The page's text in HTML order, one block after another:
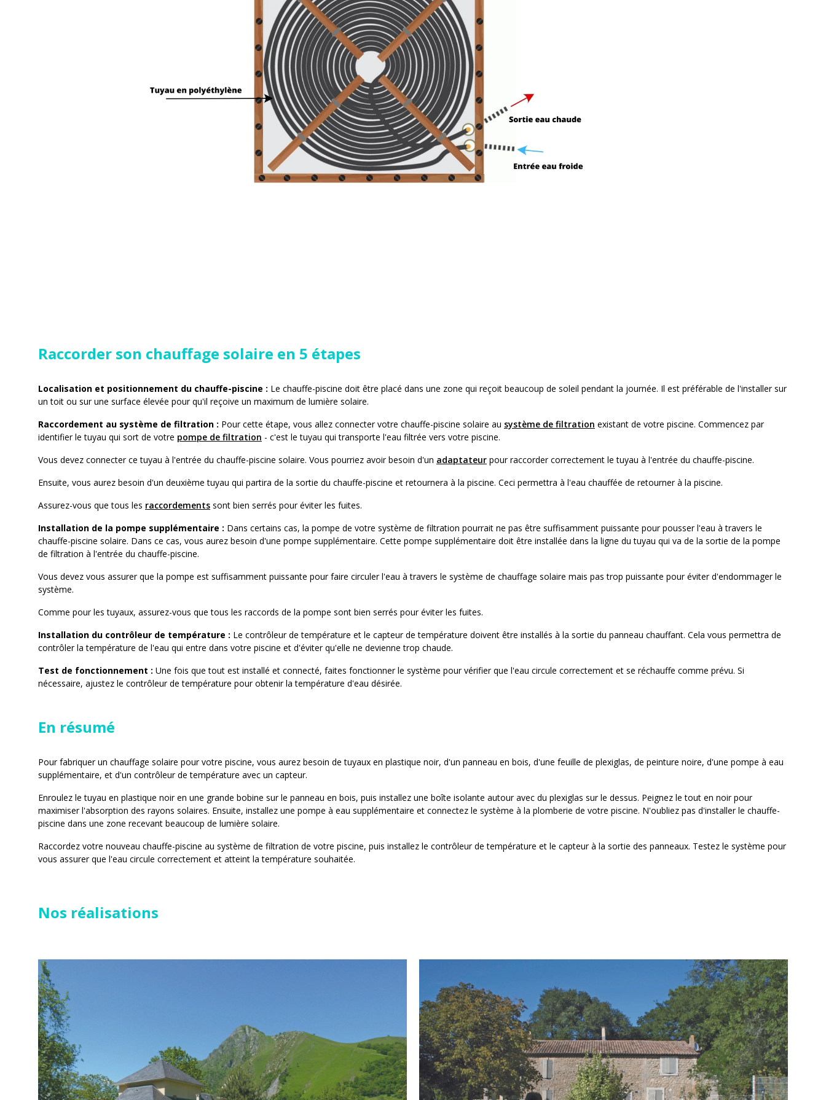
Raccorder son chauffage solaire en 5 étapes
Localisation et positionnement du chauffe-piscine : Le chauffe-piscine doit être placé dans une zone qui reçoit beaucoup de soleil pendant la journée. Il est préférable de l'installer sur
un toit ou sur une surface élevée pour qu'il reçoive un maximum de lumière solaire.
Raccordement au système de filtration : Pour cette étape, vous allez connecter votre chauffe-piscine solaire au système de filtration existant de votre piscine. Commencez par
identifier le tuyau qui sort de votre pompe de filtration - c'est le tuyau qui transporte l'eau filtrée vers votre piscine.
Vous devez connecter ce tuyau à l'entrée du chauffe-piscine solaire. Vous pourriez avoir besoin d'un adaptateur pour raccorder correctement le tuyau à l'entrée du chauffe-piscine.
Ensuite, vous aurez besoin d'un deuxième tuyau qui partira de la sortie du chauffe-piscine et retournera à la piscine. Ceci permettra à l'eau chauffée de retourner à la piscine.
Assurez-vous que tous les raccordements sont bien serrés pour éviter les fuites.
Installation de la pompe supplémentaire : Dans certains cas, la pompe de votre système de filtration pourrait ne pas être suffisamment puissante pour pousser l'eau à travers le
chauffe-piscine solaire. Dans ce cas, vous aurez besoin d'une pompe supplémentaire. Cette pompe supplémentaire doit être installée dans la ligne du tuyau qui va de la sortie de la pompe
de filtration à l'entrée du chauffe-piscine.
Vous devez vous assurer que la pompe est suffisamment puissante pour faire circuler l'eau à travers le système de chauffage solaire mais pas trop puissante pour éviter d'endommager le
système.
Comme pour les tuyaux, assurez-vous que tous les raccords de la pompe sont bien serrés pour éviter les fuites.
Installation du contrôleur de température : Le contrôleur de température et le capteur de température doivent être installés à la sortie du panneau chauffant. Cela vous permettra de
contrôler la température de l'eau qui entre dans votre piscine et d'éviter qu'elle ne devienne trop chaude.
Test de fonctionnement : Une fois que tout est installé et connecté, faites fonctionner le système pour vérifier que l'eau circule correctement et se réchauffe comme prévu. Si
nécessaire, ajustez le contrôleur de température pour obtenir la température d'eau désirée.
En résumé
Pour fabriquer un chauffage solaire pour votre piscine, vous aurez besoin de tuyaux en plastique noir, d'un panneau en bois, d'une feuille de plexiglas, de peinture noire, d'une pompe à eau
supplémentaire, et d'un contrôleur de température avec un capteur.
Enroulez le tuyau en plastique noir en une grande bobine sur le panneau en bois, puis installez une boîte isolante autour avec du plexiglas sur le dessus. Peignez le tout en noir pour
maximiser l'absorption des rayons solaires. Ensuite, installez une pompe à eau supplémentaire et connectez le système à la plomberie de votre piscine. N'oubliez pas d'installer le chauffe-
piscine dans une zone recevant beaucoup de lumière solaire.
Raccordez votre nouveau chauffe-piscine au système de filtration de votre piscine, puis installez le contrôleur de température et le capteur à la sortie des panneaux. Testez le système pour
vous assurer que l'eau circule correctement et atteint la température souhaitée.
Nos réalisations